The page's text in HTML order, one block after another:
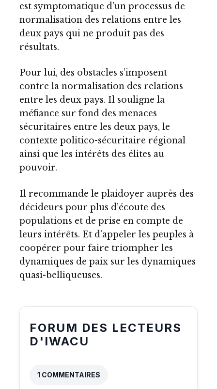
est symptomatique d’un processus de
normalisation des relations entre les
deux pays qui ne produit pas des
résultats.
Pour lui, des obstacles s’imposent
contre la normalisation des relations
entre les deux pays. Il souligne la
méfiance sur fond des menaces
sécuritaires entre les deux pays, le
contexte politico-sécuritaire régional
ainsi que les intérêts des élites au
pouvoir.
Il recommande le plaidoyer auprès des
décideurs pour plus d’écoute des
populations et de prise en compte de
leurs intérêts. Et d’appeler les peuples à
coopérer pour faire triompher les
dynamiques de paix sur les dynamiques
quasi-belliqueuses.
FORUM DES LECTEURS
D'IWACU
1 COMMENTAIRES